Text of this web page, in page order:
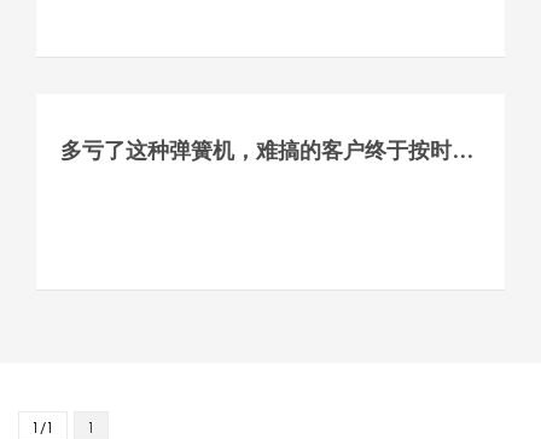
多亏了这种弹簧机，难搞的客户终于按时交货了
1
1/1